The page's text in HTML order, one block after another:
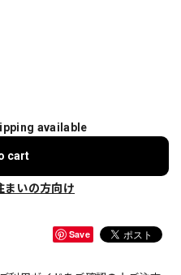
available
cart
まいの方向け
Save